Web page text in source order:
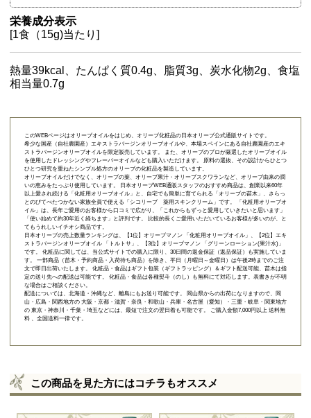
栄養成分表示
[1食（15g)当たり]
熱量39kcal、たんぱく質0.4g、脂質3g、炭水化物2g、食塩
相当量0.7g
このWEBページはオリーブオイルをはじめ、オリーブ化粧品の日本オリーブ公式通販サイトです。
希少な国産（自社農園産）エキストラバージンオリーブオイルや、本場スペインにある自社農園産のエキ
ストラバージンオリーブオイルを限定販売しています。 また、オリーブのプロが厳選したオリーブオイル
を使用したドレッシングやフレーバーオイルなども購入いただけます。 原料の選抜、その設計からひとつ
ひとつ研究を重ねたシンプル処方のオリーブの化粧品を製造しています。
オリーブオイルだけでなく、オリーブの葉、オリーブ果汁・オリーブスクワランなど、オリーブ由来の潤
いの恵みをたっぷり使用しています。 日本オリーブWEB通販スタッフのおすすめ商品は、創業以来60年
以上愛され続ける「化粧用オリーブオイル 」と、自宅でも簡単に育てられる「オリーブの苗木 」、さらっ
とのびてべたつかない家族全員で使える「 シコリーブ 薬用スキンクリーム 」です。 「化粧用オリーブオ
イル」は、長年ご愛用のお客様から口コミで広がり、「これからもずっと愛用していきたいと思います」
「使い始めて約30年近く経ちます」と評判です。 比較的長くご愛用いただいているお客様が多いのが、と
てもうれしいイチオシ商品です。
日本オリーブの売上数量ランキングは、【1位】オリーブマノン 「化粧用オリーブオイル 」、【2位】
エキ
ストラバージンオリーブオイル 「トルトサ」
、【3位】 オリーブマノン 「グリーンローション(果汁水)」
です。 化粧品に関しては、当公式サイトでの購入に限り、 30日間の返金保証（返品保証）
も実施していま
す。 一部商品（苗木・予約商品・入荷待ち商品）を除き、平日（月曜日～金曜日）は午後2時までのご注
文で即日出荷いたします。 化粧品・食品はギフト包装（ギフトラッピング）＆ギフト配送可能、苗木は指
定の送り先への配送は可能です。 化粧品・食品は各種熨斗（のし）も無料にて対応します。表書きが不明
な場合はご相談ください。
配送については、北海道・沖縄など、離島にもお送り可能です。 岡山県からの出荷になりますので、岡
山・広島・関西地方の 大阪・京都・滋賀・奈良・和歌山・兵庫・名古屋（愛知）・三重・岐阜・関東地方
の 東京・神奈川・千葉・埼玉などには、最短で注文の翌日着も可能です。 ご購入金額7,000円以上 送料無
料 、全国送料一律です。
この商品を見た方にはコチラもオススメ